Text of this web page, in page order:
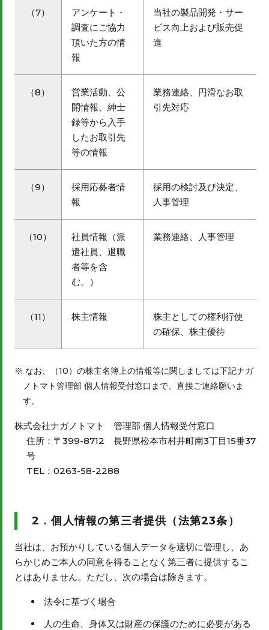
（7）
アンケート・
調査にご協力
頂いた方の情
報
当社の製品開発・サー
ビス向上および販売促
進
（8）
営業活動、公
開情報、紳士
録等から入手
したお取引先
等の情報
業務連絡、円滑なお取
引先対応
（9）
採用応募者情
報
採用の検討及び決定、
人事管理
（10）
社員情報（派
遣社員、退職
者等を含
む。）
業務連絡、人事管理
（11） 株主情報
株主としての権利行使
の確保、株主優待
なお、（10）の株主名簿上の情報等に関しましては下記ナガ
ノトマト管理部 個人情報受付窓口まで、直接ご連絡願いま
す。
株式会社ナガノトマト 管理部 個人情報受付窓口
住所：〒399-8712 長野県松本市村井町南3丁目15番37
号
TEL：0263-58-2288
2．個人情報の第三者提供（法第23条）
当社は、お預かりしている個人データを適切に管理し、あ
らかじめご本人の同意を得ることなく第三者に提供するこ
とはありません。ただし、次の場合は除きます。
法令に基づく場合
人の生命、身体又は財産の保護のために必要がある